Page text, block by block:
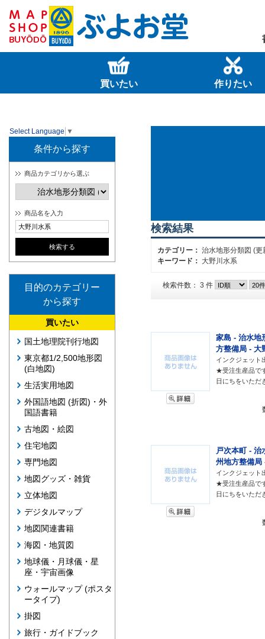
買いたい 作りたい
Select Language ▼
条件から探す
商品カテゴリから選ぶ
商品名を入力
目的のカテゴリー
から探す
買いたい
国土地理院刊行地図
東京都1/2,500地形図
(白地図)
生活実用地図
外国語地図 (折図)・外
国語書籍
古地図・絵図
住宅地図
専門地図
地図グッズ・雑貨
立体地図
デジタルマップ
地図関連書籍
海図・地質図
地球儀・月球儀・星
座・宇宙画像
ウォールマップ (ポスタ
ータイプ)
掛図
旅行・ガイドブック
検索結果
カテゴリー： 治水地形分類図 (更
キーワード： 大野川水系
検索件数： 3 件
家島 - 治水地
方整備局 - 大
インクジェット
★受注生産品で
日にちをいただ
戸次本町 - 治
州地方整備局
インクジェット
★受注生産品で
日にちをいただ